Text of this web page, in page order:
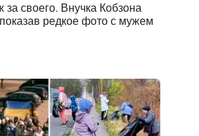
своего. Внучка Кобзона
редкое фото с мужем